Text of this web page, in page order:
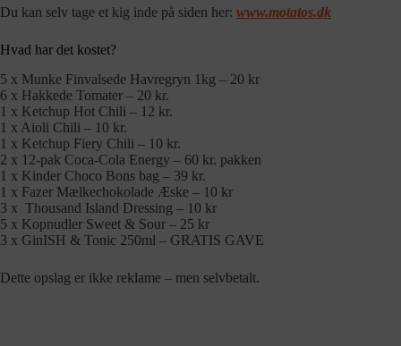
Du kan selv tage et kig inde på siden her: www.motatos.dk
Hvad har det kostet?
5 x Munke Finvalsede Havregryn 1kg – 20 kr
6 x Hakkede Tomater – 20 kr.
1 x Ketchup Hot Chili – 12 kr.
1 x Aioli Chili – 10 kr.
1 x Ketchup Fiery Chili – 10 kr.
2 x 12-pak Coca-Cola Energy – 60 kr. pakken
1 x Kinder Choco Bons bag – 39 kr.
1 x Fazer Mælkechokolade Æske – 10 kr
3 x Thousand Island Dressing – 10 kr
5 x Kopnudler Sweet & Sour – 25 kr
3 x GinISH & Tonic 250ml – GRATIS GAVE
Dette opslag er ikke reklame – men selvbetalt.